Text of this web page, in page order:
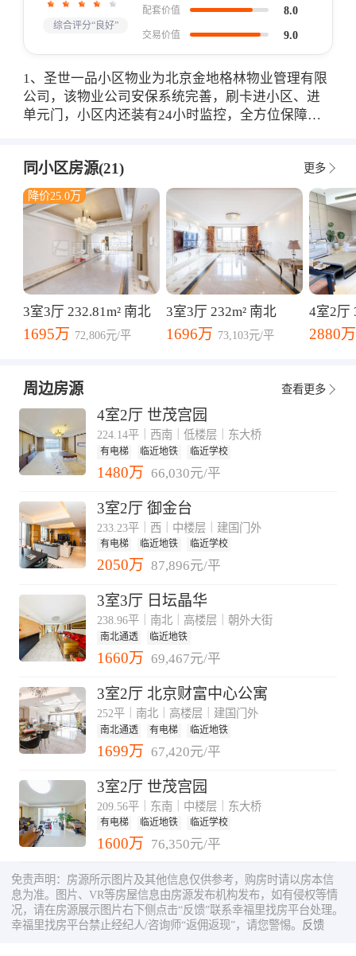
综合评分“良好”
配套价值 8.0
交易价值 9.0
1、圣世一品小区物业为北京金地格林物业管理有限
公司，该物业公司安保系统完善，刷卡进小区、进
单元门，小区内还装有24小时监控，全方位保障住
小区内部休闲娱乐设施完善，有多处运动器材，还
有儿童游乐设施，可满足不同年龄段不同的休闲娱
乐需求。 4、小区距离团结湖公园较近，方便住户茶
余饭后散步、休闲，是居民休闲娱乐的好去处。
同小区房源(21) 更多
降价25.0万
3室3厅 232.81m² 南北
1695万 72,806元/平
3室3厅 232m² 南北
1696万 73,103元/平
4室2厅
2880万
周边房源 查看更多
4室2厅 世茂宫园
224.14平｜西南｜低楼层｜东大桥
有电梯 临近地铁 临近学校
1480万 66,030元/平
3室2厅 御金台
233.23平｜西｜中楼层｜建国门外
有电梯 临近地铁 临近学校
2050万 87,896元/平
3室3厅 日坛晶华
238.96平｜南北｜高楼层｜朝外大街
南北通透 临近地铁
1660万 69,467元/平
3室2厅 北京财富中心公寓
252平｜南北｜高楼层｜建国门外
南北通透 有电梯 临近地铁
1699万 67,420元/平
3室2厅 世茂宫园
209.56平｜东南｜中楼层｜东大桥
有电梯 临近地铁 临近学校
1600万 76,350元/平
免责声明：房源所示图片及其他信息仅供参考，购房时请以房本信
息为准。图片、VR等房屋信息由房源发布机构发布，如有侵权等情
况，请在房源展示图片右下侧点击“反馈”联系幸福里找房平台处理。
幸福里找房平台禁止经纪人/咨询师“返佣返现”，请您警惕。 反馈